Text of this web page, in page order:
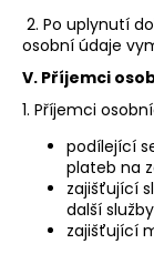
2. Po uplynutí
osobní údaje
V. Příjemci
1. Příjemci
podílející
plateb na
zajišťující
další
zajišťující